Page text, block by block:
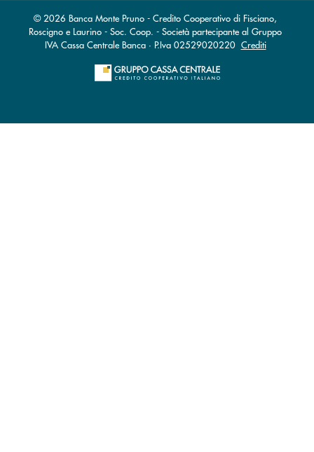
© 2026 Banca Monte Pruno - Credito Cooperativo di Fisciano,
Roscigno e Laurino - Soc. Coop. - Società partecipante al Gruppo
IVA Cassa Centrale Banca · P.Iva 02529020220 Crediti